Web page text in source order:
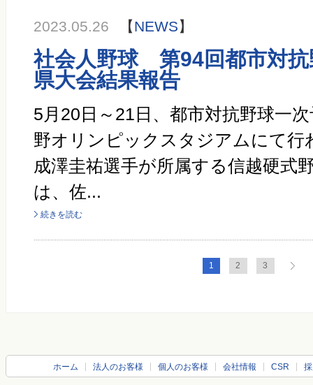
2023.05.26 【NEWS】
社会人野球 第94回都市対抗
県大会結果報告
5月20日～21日、都市対抗野球一
野オリンピックスタジアムにて行
成澤圭祐選手が所属する信越硬式
は、佐...
続きを読む
1 2 3
ホーム 法人のお客様 個人のお客様 会社情報 CSR